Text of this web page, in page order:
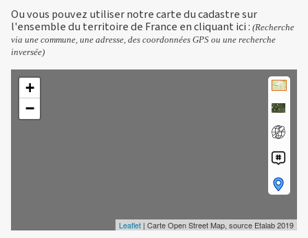
Ou vous pouvez utiliser notre carte du cadastre sur
l'ensemble du territoire de France encliquant ici: (Recherche
via une commune, une adresse, des coordonnées GPS ou une recherche
inversée)
+
−
Leaflet | Carte Open Street Map, source Etalab 2019